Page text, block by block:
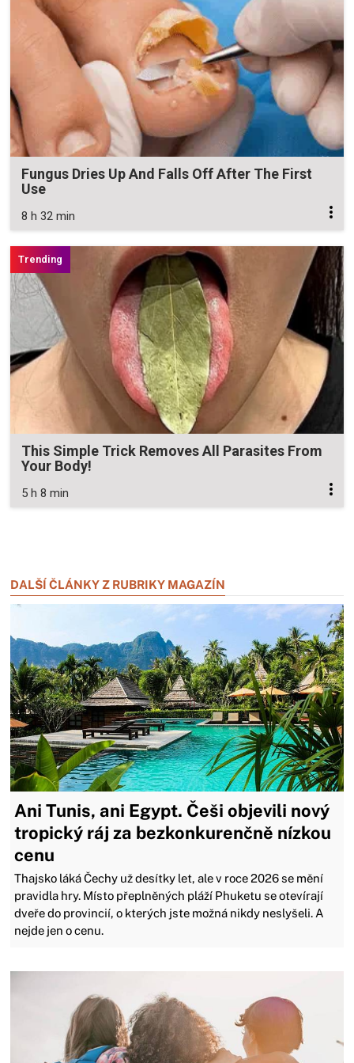
Fungus Dries Up And Falls Off After The First
Use
8 h 32 min
This Simple Trick Removes All Parasites From
Your Body!
5 h 8 min
DALŠÍ ČLÁNKY Z RUBRIKY MAGAZÍN
Ani Tunis, ani Egypt. Češi objevili nový
tropický ráj za bezkonkurenčně nízkou
cenu
Thajsko láká Čechy už desítky let, ale v roce 2026 se mění
pravidla hry. Místo přeplněných pláží Phuketu se otevírají
dveře do provincií, o kterých jste možná nikdy neslyšeli. A
nejde jen o cenu.